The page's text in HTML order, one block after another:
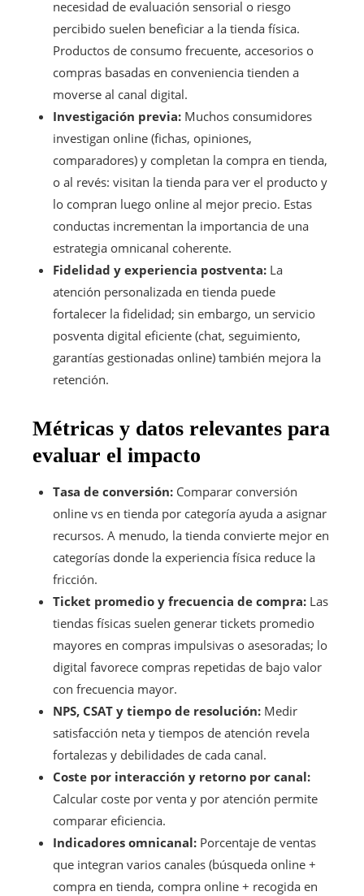
necesidad de evaluación sensorial o riesgo
percibido suelen beneficiar a la tienda física.
Productos de consumo frecuente, accesorios o
compras basadas en conveniencia tienden a
moverse al canal digital.
Investigación previa: Muchos consumidores
investigan online (fichas, opiniones,
comparadores) y completan la compra en tienda,
o al revés: visitan la tienda para ver el producto y
lo compran luego online al mejor precio. Estas
conductas incrementan la importancia de una
estrategia omnicanal coherente.
Fidelidad y experiencia postventa: La
atención personalizada en tienda puede
fortalecer la fidelidad; sin embargo, un servicio
posventa digital eficiente (chat, seguimiento,
garantías gestionadas online) también mejora la
retención.
Métricas y datos relevantes para
evaluar el impacto
Tasa de conversión: Comparar conversión
online vs en tienda por categoría ayuda a asignar
recursos. A menudo, la tienda convierte mejor en
categorías donde la experiencia física reduce la
fricción.
Ticket promedio y frecuencia de compra: Las
tiendas físicas suelen generar tickets promedio
mayores en compras impulsivas o asesoradas; lo
digital favorece compras repetidas de bajo valor
con frecuencia mayor.
NPS, CSAT y tiempo de resolución: Medir
satisfacción neta y tiempos de atención revela
fortalezas y debilidades de cada canal.
Coste por interacción y retorno por canal:
Calcular coste por venta y por atención permite
comparar eficiencia.
Indicadores omnicanal: Porcentaje de ventas
que integran varios canales (búsqueda online +
compra en tienda, compra online + recogida en